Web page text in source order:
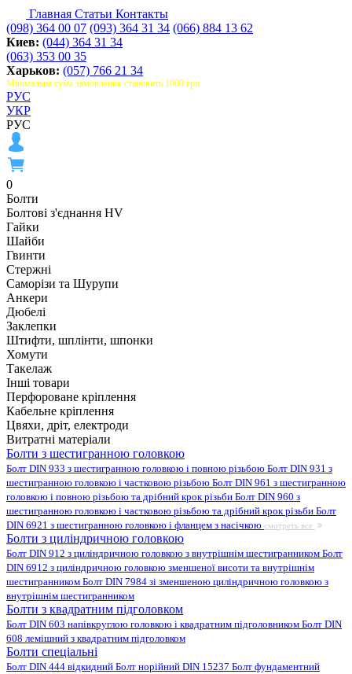
Главная Статьи Контакты
(098) 364 00 07 (093) 364 31 34 (066) 884 13 62
Киев: (044) 364 31 34
(063) 353 00 35
Харьков: (057) 766 21 34
Мінімальна сума замовлення становить 1000 грн
РУС
УКР
РУС
0
Болти
Болтові з'єднання HV
Гайки
Шайби
Гвинти
Стержні
Саморізи та Шурупи
Анкери
Дюбелі
Заклепки
Штифти, шплінти, шпонки
Хомути
Такелаж
Інші товари
Перфороване кріплення
Кабельне кріплення
Цвяхи, дріт, електроди
Витратні матеріали
Болти з шестигранною головкою
Болт DIN 933 з шестигранною головкою і повною різьбою Болт DIN 931 з
шестигранною головкою і частковою різьбою Болт DIN 961 з шестигранною
головкою і повною різьбою та дрібний крок різьби Болт DIN 960 з
шестигранною головкою і частковою різьбою та дрібний крок різьби Болт
DIN 6921 з шестигранною головкою і фланцем з насічкою смотреть все
Болти з циліндричною головкою
Болт DIN 912 з циліндричною головкою з внутрішнім шестигранником Болт
DIN 6912 з циліндричною головкою зменшеної висоти та внутрішнім
шестигранником Болт DIN 7984 зі зменшеною циліндричною головкою з
внутрішнім шестигранником
Болти з квадратним підголовком
Болт DIN 603 напівкруглою головкою і квадратним підголовником Болт DIN
608 лемішний з квадратним підголовком
Болти спеціальні
Болт DIN 444 відкидний Болт норійний DIN 15237 Болт фундаментний